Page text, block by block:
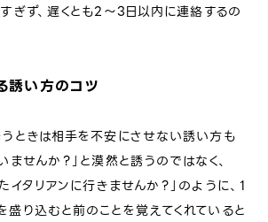
ぎず、遅くとも2〜3日以内に連絡するの
誘い方のコツ
ときは相手を不安にさせない誘い方も
ませんか？」と漠然と誘うのではなく、
イタリアンに行きませんか？」のように、1
り込むと前のことを覚えてくれていると